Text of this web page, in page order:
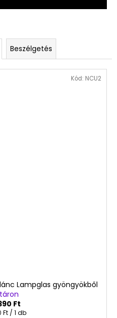
Beszélgetés
Lampglas gyöngyökből
Ft
Ft / 1 db
Kód: NCU2